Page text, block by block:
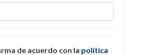
de acuerdo con la política